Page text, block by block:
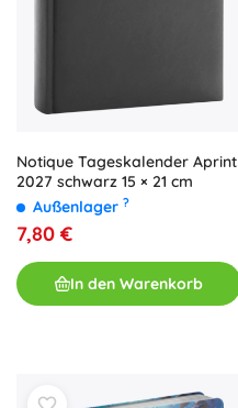
Notique Tageskalender Aprint
2027 schwarz 15 × 21 cm
Außenlager ?
7,80 €
In den Warenkorb